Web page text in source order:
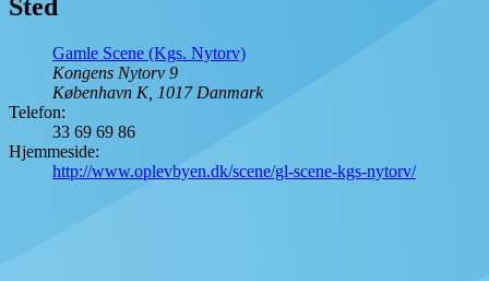
Sted
Gamle Scene (Kgs. Nytorv)
Kongens Nytorv 9
København K, 1017 Danmark
Telefon:
33 69 69 86
Hjemmeside:
http://www.oplevbyen.dk/scene/gl-scene-kgs-nytorv/